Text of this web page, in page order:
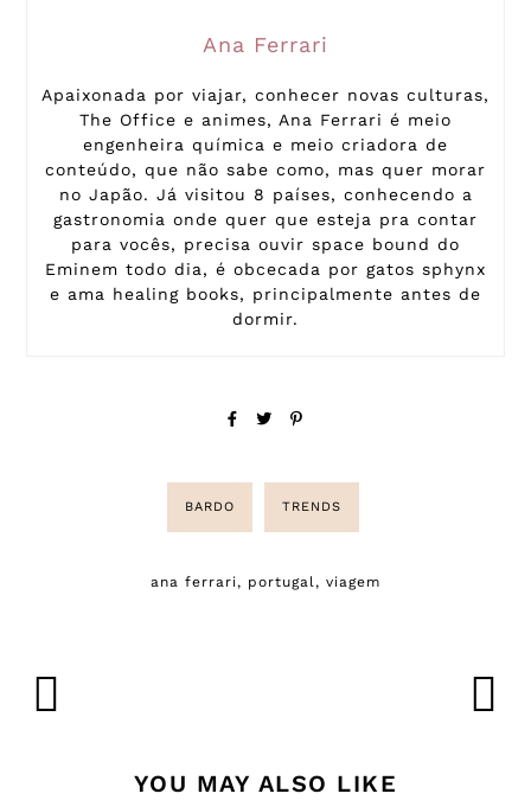
Ana Ferrari
Apaixonada por viajar, conhecer novas culturas,
The Office e animes, Ana Ferrari é meio
engenheira química e meio criadora de
conteúdo, que não sabe como, mas quer morar
no Japão. Já visitou 8 países, conhecendo a
gastronomia onde quer que esteja pra contar
para vocês, precisa ouvir space bound do
Eminem todo dia, é obcecada por gatos sphynx
e ama healing books, principalmente antes de
dormir.
BARDO TRENDS
ana ferrari, portugal, viagem
YOU MAY ALSO LIKE